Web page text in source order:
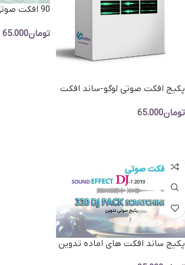
پکیج افکت صوتی لوگو-ساند افکت
تومان65.000
90 افکت
تومان65.000
پکیج ساند افکت های اماده تدوین